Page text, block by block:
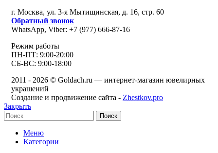
г. Москва, ул. 3-я Мытищинская, д. 16, стр. 60
Обратный звонок
WhatsApp, Viber: +7 (977) 666-87-16
Режим работы
ПН-ПТ: 9:00-20:00
СБ-ВС: 9:00-18:00
2011 - 2026 © Goldach.ru — интернет-магазин ювелирных
украшений
Создание и продвижение сайта - Zhestkov.pro
Закрыть
Поиск
Меню
Категории